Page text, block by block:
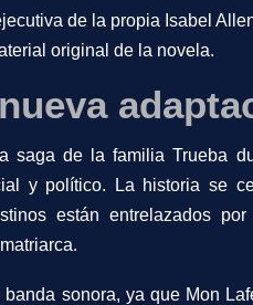
de la propia Isabel
original de la novela.
saga de la familia Trueba
y político. La historia se
están entrelazados por
sonora, ya que Mon